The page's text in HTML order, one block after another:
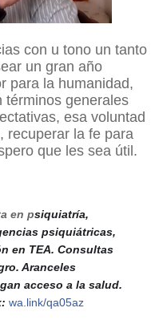
con u tono un tanto
un gran año
para la humanidad,
términos generales
esa voluntad
recuperar la fe para
que les sea útil.
en psiquiatría,
psiquiátricas,
en TEA. Consultas
Aranceles
acceso a la salud.
wa.link/qa05az